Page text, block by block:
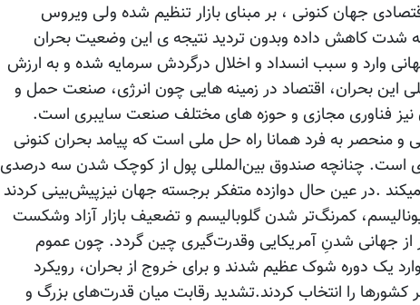
جهان کنونی ، بر مبنای بازار تنظیم شده ولی ویروس
را به شدت کاهش داده وبدون تردید نتیجه ی این وضعیت بحران
وارد و سبب انسداد و اخلال درگردش سرمایه شده و به ارزش
این بحران، اقتصاد در زمینه هایی چون انرژی، صنعت حمل و
نيز فناوری مجازی و حوزه های مختلف صنعت سایبری است.
و منحصر به فرد همانا راه حل ملی است که پیامد بحران کنونی
است. چنانچه صندوق بین‌المللی پول از کوچک شدن سه درصدی
سال ۲۰۲۰ را ییشبینی میکند .در عین حال دوازده متفکر برجسته جهان نیزپیش‌بینی کردند
کمرنگ‌تر شدن گلوبالیسم و تضعیف بازار آزاد وشکست
از جهانی شدنِ آمریکایی وقدرت‌گیری چین گردد. چون عموم
وارد یک دوره شوک عظیم شدند و برای خروج از بحران، رویکرد
کشورها را انتخاب كردند.تشدید رقابت میان قدرت‌های بزرگ و